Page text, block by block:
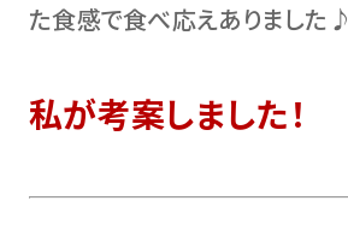
た食感で食べ応えありました♪
私が考案しました！